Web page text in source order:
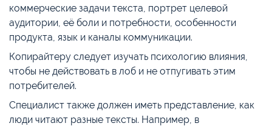
коммерческие задачи текста, портрет целевой
аудитории, её боли и потребности, особенности
продукта, язык и каналы коммуникации.
Копирайтеру следует изучать психологию влияния,
чтобы не действовать в лоб и не отпугивать этим
потребителей.
Специалист также должен иметь представление, как
люди читают разные тексты. Например, в